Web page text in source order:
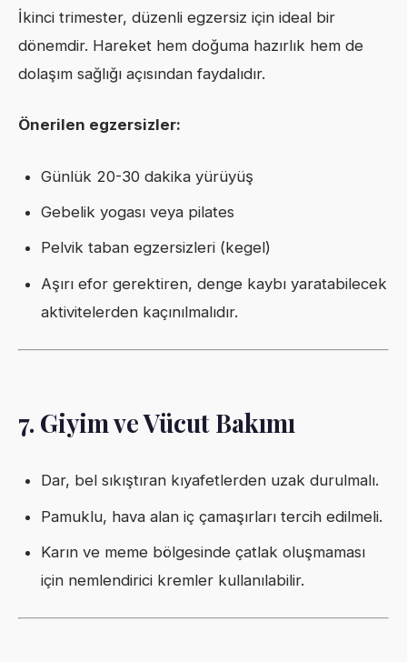
İkinci trimester, düzenli egzersiz için ideal bir
dönemdir. Hareket hem doğuma hazırlık hem de
dolaşım sağlığı açısından faydalıdır.
Önerilen egzersizler:
Günlük 20-30 dakika yürüyüş
Gebelik yogası veya pilates
Pelvik taban egzersizleri (kegel)
Aşırı efor gerektiren, denge kaybı yaratabilecek
aktivitelerden kaçınılmalıdır.
7. Giyim ve Vücut Bakımı
Dar, bel sıkıştıran kıyafetlerden uzak durulmalı.
Pamuklu, hava alan iç çamaşırları tercih edilmeli.
Karın ve meme bölgesinde çatlak oluşmaması
için nemlendirici kremler kullanılabilir.